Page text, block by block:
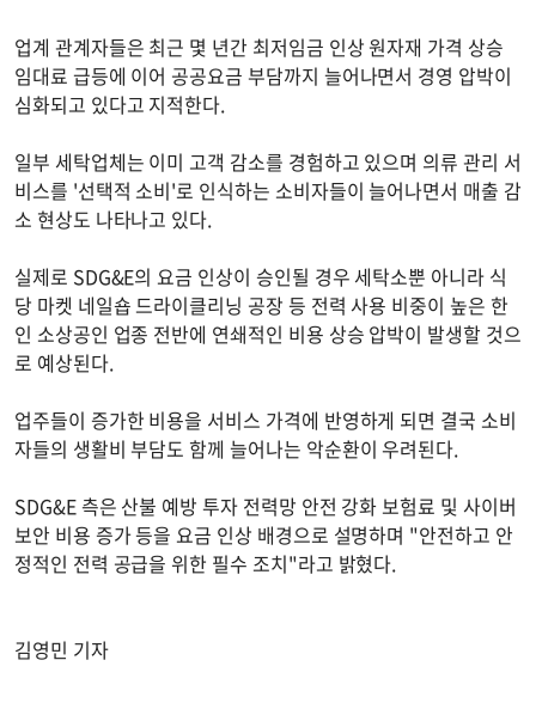
업계 관계자들은 최근 몇 년간 최저임금 인상 원자재 가격 상승
임대료 급등에 이어 공공요금 부담까지 늘어나면서 경영 압박이
심화되고 있다고 지적한다.
일부 세탁업체는 이미 고객 감소를 경험하고 있으며 의류 관리 서
비스를 '선택적 소비'로 인식하는 소비자들이 늘어나면서 매출 감
소 현상도 나타나고 있다.
실제로 SDG&E의 요금 인상이 승인될 경우 세탁소뿐 아니라 식
당 마켓 네일숍 드라이클리닝 공장 등 전력 사용 비중이 높은 한
인 소상공인 업종 전반에 연쇄적인 비용 상승 압박이 발생할 것으
로 예상된다.
업주들이 증가한 비용을 서비스 가격에 반영하게 되면 결국 소비
자들의 생활비 부담도 함께 늘어나는 악순환이 우려된다.
SDG&E 측은 산불 예방 투자 전력망 안전 강화 보험료 및 사이버
보안 비용 증가 등을 요금 인상 배경으로 설명하며 "안전하고 안
정적인 전력 공급을 위한 필수 조치"라고 밝혔다.
김영민 기자